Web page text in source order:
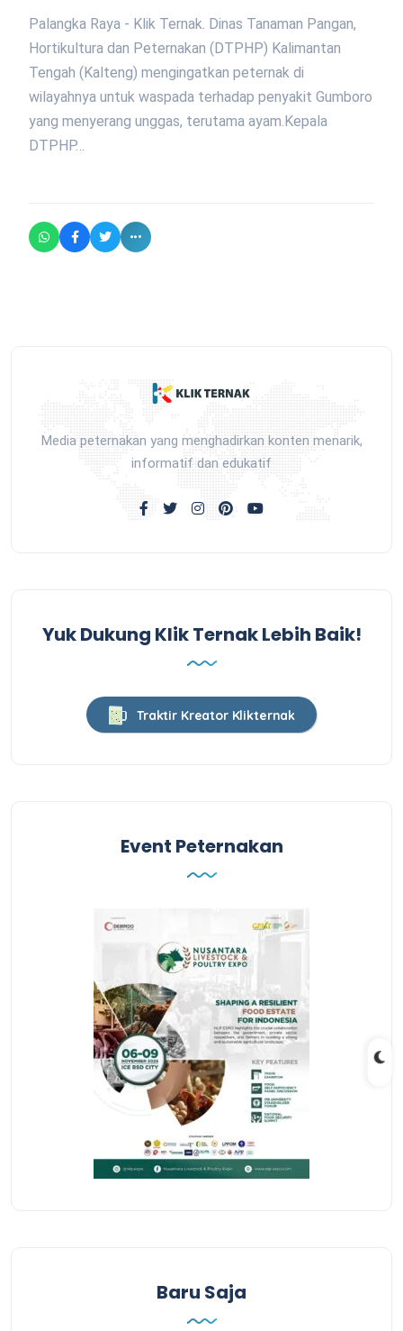
Palangka Raya - Klik Ternak. Dinas Tanaman Pangan,
Hortikultura dan Peternakan (DTPHP) Kalimantan
Tengah (Kalteng) mengingatkan peternak di
wilayahnya untuk waspada terhadap penyakit Gumboro
yang menyerang unggas, terutama ayam.Kepala
DTPHP…
Media peternakan yang menghadirkan konten menarik,
informatif dan edukatif
Yuk Dukung Klik Ternak Lebih Baik!
Traktir Kreator Klikternak
Event Peternakan
Baru Saja